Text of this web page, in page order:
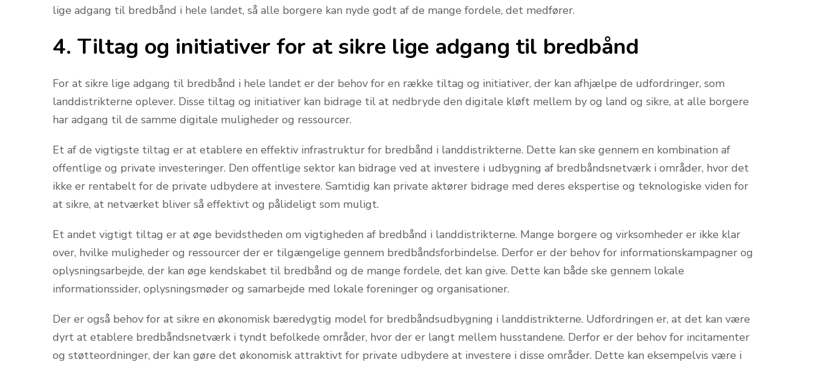
lige adgang til bredbånd i hele landet, så alle borgere kan nyde godt af de mange fordele, det medfører.
4. Tiltag og initiativer for at sikre lige adgang til bredbånd
For at sikre lige adgang til bredbånd i hele landet er der behov for en række tiltag og initiativer, der kan afhjælpe de udfordringer, som
landdistrikterne oplever. Disse tiltag og initiativer kan bidrage til at nedbryde den digitale kløft mellem by og land og sikre, at alle borgere
har adgang til de samme digitale muligheder og ressourcer.
Et af de vigtigste tiltag er at etablere en effektiv infrastruktur for bredbånd i landdistrikterne. Dette kan ske gennem en kombination af
offentlige og private investeringer. Den offentlige sektor kan bidrage ved at investere i udbygning af bredbåndsnetværk i områder, hvor det
ikke er rentabelt for de private udbydere at investere. Samtidig kan private aktører bidrage med deres ekspertise og teknologiske viden for
at sikre, at netværket bliver så effektivt og pålideligt som muligt.
Et andet vigtigt tiltag er at øge bevidstheden om vigtigheden af bredbånd i landdistrikterne. Mange borgere og virksomheder er ikke klar
over, hvilke muligheder og ressourcer der er tilgængelige gennem bredbåndsforbindelse. Derfor er der behov for informationskampagner og
oplysningsarbejde, der kan øge kendskabet til bredbånd og de mange fordele, det kan give. Dette kan både ske gennem lokale
informationssider, oplysningsmøder og samarbejde med lokale foreninger og organisationer.
Der er også behov for at sikre en økonomisk bæredygtig model for bredbåndsudbygning i landdistrikterne. Udfordringen er, at det kan være
dyrt at etablere bredbåndsnetværk i tyndt befolkede områder, hvor der er langt mellem husstandene. Derfor er der behov for incitamenter
og støtteordninger, der kan gøre det økonomisk attraktivt for private udbydere at investere i disse områder. Dette kan eksempelvis være i